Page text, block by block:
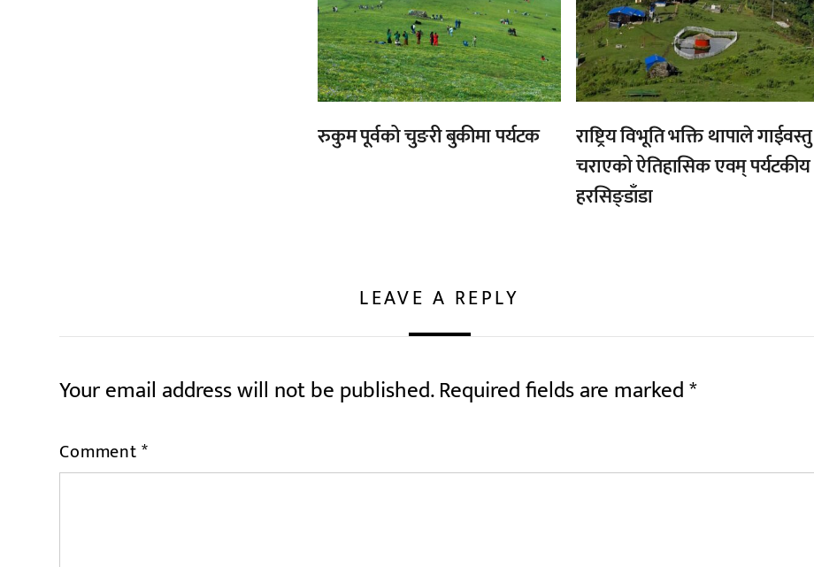
रुकुम पूर्वको चुङरी बुकीमा पर्यटक
राष्ट्रिय विभूति भक्ति थापाले गाईवस्तु
चराएको ऐतिहासिक एवम् पर्यटकीय
हरसिङ्डाँडा
LEAVE A REPLY
Your email address will not be published.Required fields are marked*
Comment*